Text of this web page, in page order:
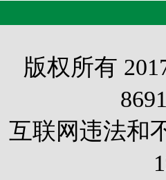
版权所有
互联网违法和